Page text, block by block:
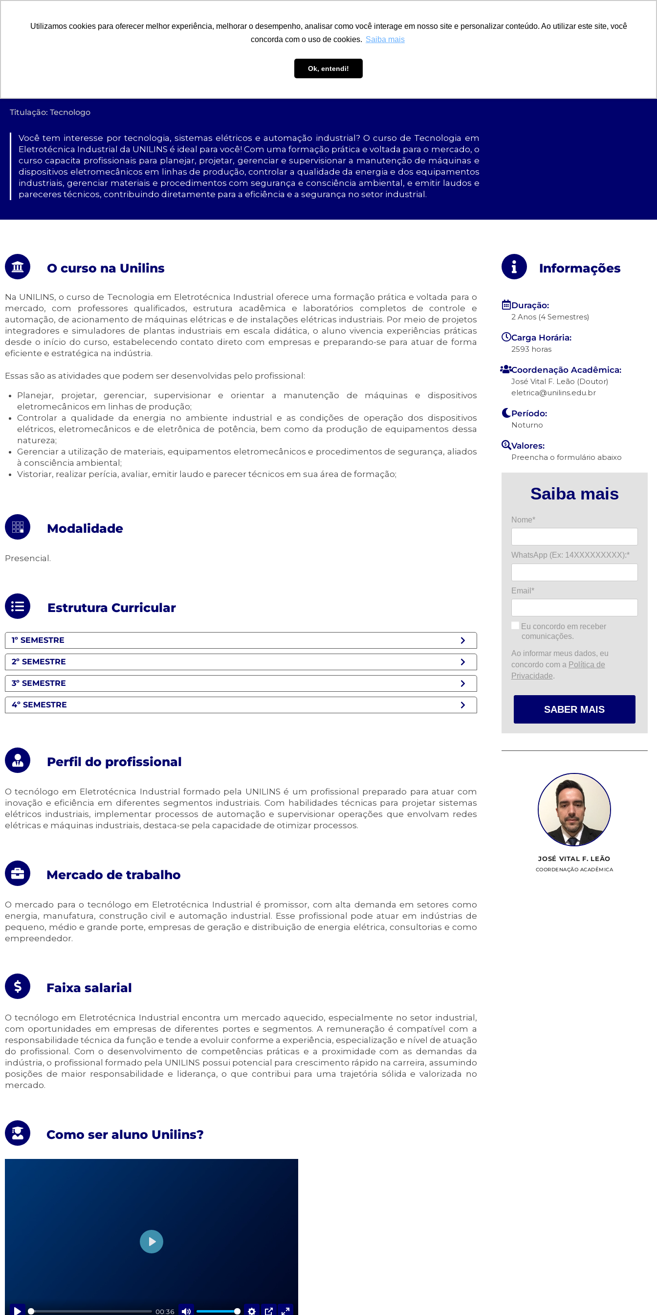
Utilizamos cookies para oferecer melhor experiência, melhorar o desempenho, analisar como você interage em nosso site e personalizar conteúdo. Ao utilizar este site, você
concorda com o uso de cookies. Saiba mais
Ok, entendi!
PÓS-GRADUAÇÃO CAPACITAÇÃO EXTENSÃO PESQUISA
Titulação: Tecnologo
Você tem interesse por tecnologia, sistemas elétricos e automação industrial? O curso de Tecnologia em
Eletrotécnica Industrial da UNILINS é ideal para você! Com uma formação prática e voltada para o mercado, o
curso capacita profissionais para planejar, projetar, gerenciar e supervisionar a manutenção de máquinas e
dispositivos eletromecânicos em linhas de produção, controlar a qualidade da energia e dos equipamentos
industriais, gerenciar materiais e procedimentos com segurança e consciência ambiental, e emitir laudos e
pareceres técnicos, contribuindo diretamente para a eficiência e a segurança no setor industrial.
O curso na Unilins
Na UNILINS, o curso de Tecnologia em Eletrotécnica Industrial oferece uma formação prática e voltada para o
mercado, com professores qualificados, estrutura acadêmica e laboratórios completos de controle e
automação, de acionamento de máquinas elétricas e de instalações elétricas industriais. Por meio de projetos
integradores e simuladores de plantas industriais em escala didática, o aluno vivencia experiências práticas
desde o início do curso, estabelecendo contato direto com empresas e preparando-se para atuar de forma
eficiente e estratégica na indústria.
Essas são as atividades que podem ser desenvolvidas pelo profissional:
Planejar, projetar, gerenciar, supervisionar e orientar a manutenção de máquinas e dispositivos
eletromecânicos em linhas de produção;
Controlar a qualidade da energia no ambiente industrial e as condições de operação dos dispositivos
elétricos, eletromecânicos e de eletrônica de potência, bem como da produção de equipamentos dessa
natureza;
Gerenciar a utilização de materiais, equipamentos eletromecânicos e procedimentos de segurança, aliados
à consciência ambiental;
Vistoriar, realizar perícia, avaliar, emitir laudo e parecer técnicos em sua área de formação;
Modalidade
Presencial.
Estrutura Curricular
1º SEMESTRE
2º SEMESTRE
3º SEMESTRE
4º SEMESTRE
Perfil do profissional
O tecnólogo em Eletrotécnica Industrial formado pela UNILINS é um profissional preparado para atuar com
inovação e eficiência em diferentes segmentos industriais. Com habilidades técnicas para projetar sistemas
elétricos industriais, implementar processos de automação e supervisionar operações que envolvam redes
elétricas e máquinas industriais, destaca-se pela capacidade de otimizar processos.
Mercado de trabalho
O mercado para o tecnólogo em Eletrotécnica Industrial é promissor, com alta demanda em setores como
energia, manufatura, construção civil e automação industrial. Esse profissional pode atuar em indústrias de
pequeno, médio e grande porte, empresas de geração e distribuição de energia elétrica, consultorias e como
empreendedor.
Faixa salarial
O tecnólogo em Eletrotécnica Industrial encontra um mercado aquecido, especialmente no setor industrial,
com oportunidades em empresas de diferentes portes e segmentos. A remuneração é compatível com a
responsabilidade técnica da função e tende a evoluir conforme a experiência, especialização e nível de atuação
do profissional. Com o desenvolvimento de competências práticas e a proximidade com as demandas da
indústria, o profissional formado pela UNILINS possui potencial para crescimento rápido na carreira, assumindo
posições de maior responsabilidade e liderança, o que contribui para uma trajetória sólida e valorizada no
mercado.
Como ser aluno Unilins?
00:36
PLAY
Informações
Duração:
2 Anos (4 Semestres)
Carga Horária:
2593 horas
Coordenação Acadêmica:
José Vital F. Leão (Doutor)
eletrica@unilins.edu.br
Período:
Noturno
Valores:
Preencha o formulário abaixo
Saiba mais
Nome*
WhatsApp (Ex: 14XXXXXXXXX):*
Email*
Eu concordo em receber
comunicações.
Ao informar meus dados, eu
concordo com a Política de
Privacidade.
SABER MAIS
JOSÉ VITAL F. LEÃO
COORDENAÇÃO ACADÊMICA